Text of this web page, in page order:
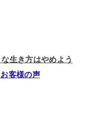
生き方はやめよう
客様の声